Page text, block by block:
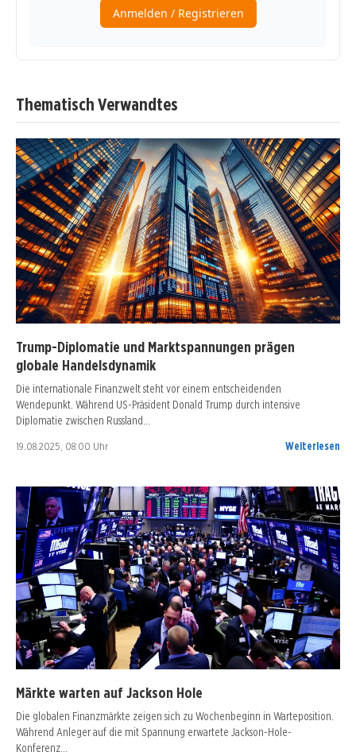
Thematisch Verwandtes
Trump-Diplomatie und Marktspannungen prägen
globale Handelsdynamik
Die internationale Finanzwelt steht vor einem entscheidenden
Wendepunkt. Während US-Präsident Donald Trump durch intensive
Diplomatie zwischen Russland…
19.08.2025, 08:00 Uhr Weiterlesen
Märkte warten auf Jackson Hole
Die globalen Finanzmärkte zeigen sich zu Wochenbeginn in Warteposition.
Während Anleger auf die mit Spannung erwartete Jackson-Hole-
Konferenz…